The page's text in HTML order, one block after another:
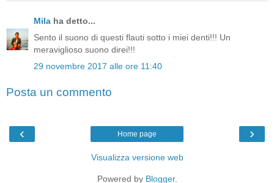
Mila ha detto...
Sento il suono di questi flauti sotto i miei denti!!! Un
meraviglioso suono direi!!!
29 novembre 2017 alle ore 11:40
Posta un commento
‹ ›
Home page
Visualizza versione web
Powered by Blogger.